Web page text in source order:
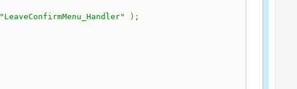
"LeaveConfirmMenu_Handler" );